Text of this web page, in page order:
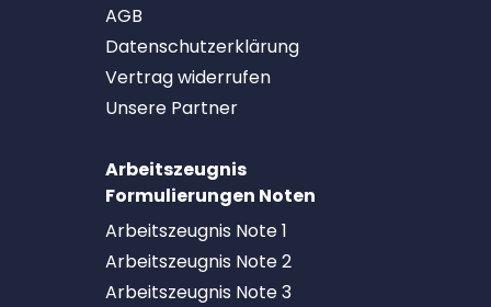
AGB
Datenschutzerklärung
Vertrag widerrufen
Unsere Partner
Arbeitszeugnis
Formulierungen Noten
Arbeitszeugnis Note 1
Arbeitszeugnis Note 2
Arbeitszeugnis Note 3